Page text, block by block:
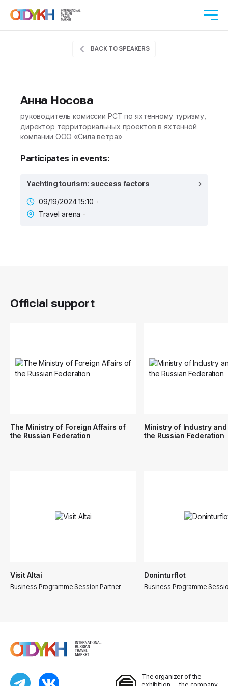
BACK TO SPEAKERS
Анна Носова
руководитель комиссии РСТ по яхтенному туризму,
директор территориальных проектов в яхтенной
компании ООО «Сила ветра»
Participates in events:
Yachting tourism: success factors
09/19/2024 15:10
Travel arena
Official support
The Ministry of Foreign Affairs of
the Russian Federation
Ministry of Industry
the Russian Federation
Visit Altai
Business Programme Session Partner
Doninturflot
Business Programme
The organizer of the